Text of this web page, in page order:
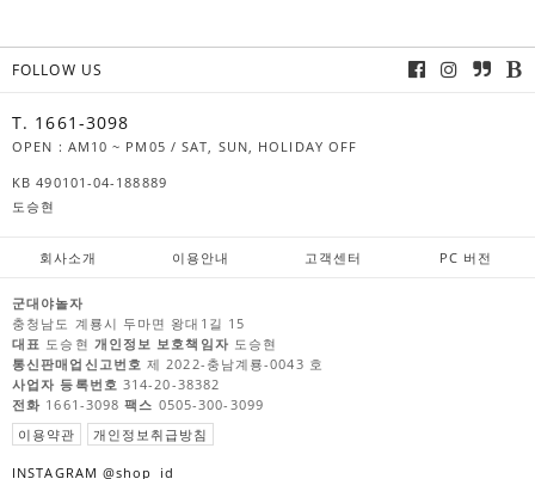
FOLLOW US
T. 1661-3098
OPEN : AM10 ~ PM05 / SAT, SUN, HOLIDAY OFF
KB 490101-04-188889
도승현
회사소개 이용안내 고객센터 PC 버전
군대야놀자
충청남도 계룡시 두마면 왕대1길 15
대표 도승현 개인정보 보호책임자 도승현
통신판매업신고번호 제 2022-충남계룡-0043 호
사업자 등록번호 314-20-38382
전화 1661-3098팩스 0505-300-3099
이용약관
개인정보취급방침
INSTAGRAM @shop_id